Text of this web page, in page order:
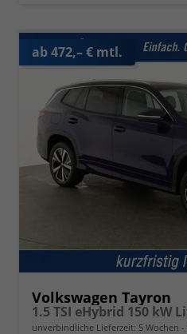
ab 472,– € mtl.
Volkswagen Tayron
unverbindliche Lieferzeit: 5 Wochen